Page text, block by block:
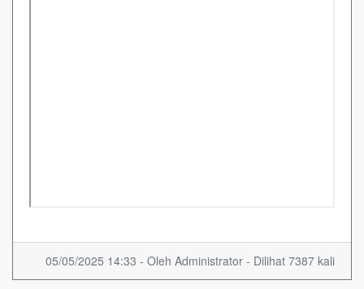
05/05/2025 14:33 - Oleh Administrator - Dilihat 7387 kali